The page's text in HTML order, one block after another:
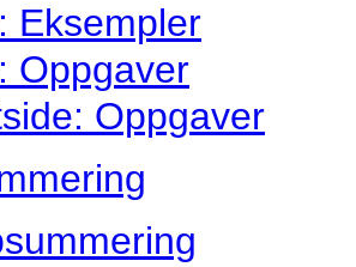
Eksempler
Oppgaver
Oppgaver